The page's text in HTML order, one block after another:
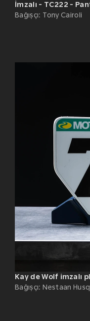
İmzalı - TC222 -
Bağışçı: Tony Cairoli
Kay de Wolf imzalı
Bağışçı:Nestaan